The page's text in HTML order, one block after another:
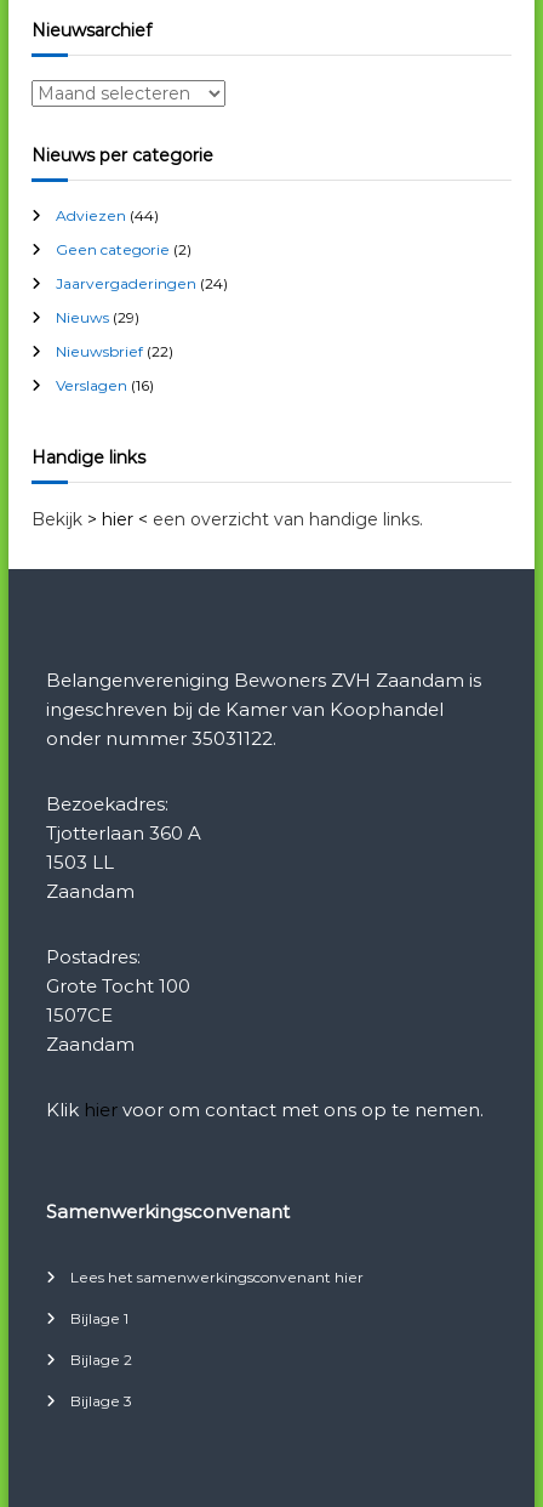
t
i
Nieuwsarchief
N
e
u
s
a
c
h
i
f
Nieuws per categorie
Adviezen (44)
Geen categorie (2)
Jaarvergaderingen (24)
Nieuws (29)
Nieuwsbrief(22)
Verslagen (16)
Handige links
Bekijk > hier < een overzicht van handige links.
Belangenvereniging Bewoners ZVH Zaandam is
ingeschreven bij de Kamer van Koophandel
onder nummer 35031122.
Bezoekadres:
Tjotterlaan 360 A
1503 LL
Zaandam
Postadres:
Grote Tocht 100
1507CE
Zaandam
Klik hiervoor om contact met ons op te nemen.
Samenwerkingsconvenant
Lees het samenwerkingsconvenant hier
Bijlage 1
Bijlage 2
Bijlage 3